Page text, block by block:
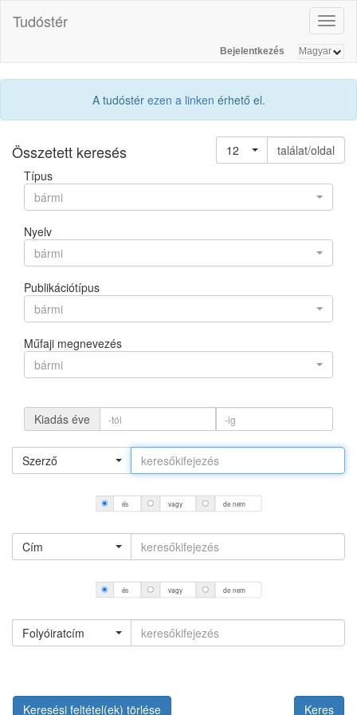
Tudóstér
Bejelentkezés
A tudóstér ezen a linken érhető el.
Összetett keresés 12
találat/oldal
Típus
bármi
Nyelv
bármi
Publikációtípus
bármi
Műfaji megnevezés
bármi
Kiadás éve
Szerző
és vagy de nem
Cím
és vagy de nem
Folyóiratcím
Keresési feltétel(ek) törlése